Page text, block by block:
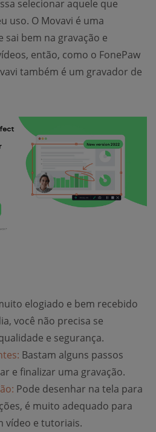
selecionar aquele que
uso. O Movavi é uma
sai bem na gravação e
então, como o FonePaw
também é um gravador de
elogiado e bem recebido
você não precisa se
e segurança.
Bastam alguns passos
e finalizar uma gravação.
Pode desenhar na tela para
é muito adequado para
vídeo e tutoriais.